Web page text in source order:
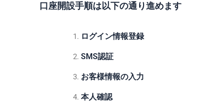
口座開設手順は以下の通り進めます
ログイン情報登録
SMS認証
お客様情報の入力
本人確認